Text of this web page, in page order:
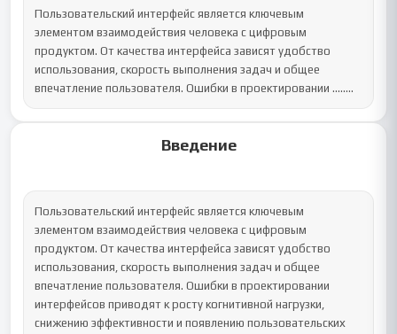
Пользовательский интерфейс является ключевым
элементом взаимодействия человека с цифровым
продуктом. От качества интерфейса зависят удобство
использования, скорость выполнения задач и общее
впечатление пользователя. Ошибки в проектировании ........
Введение
Пользовательский интерфейс является ключевым
элементом взаимодействия человека с цифровым
продуктом. От качества интерфейса зависят удобство
использования, скорость выполнения задач и общее
впечатление пользователя. Ошибки в проектировании
интерфейсов приводят к росту когнитивной нагрузки,
снижению эффективности и появлению пользовательских